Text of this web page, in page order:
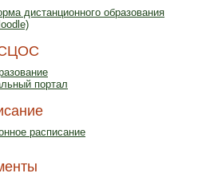
дистанционного образования
портал
расписание